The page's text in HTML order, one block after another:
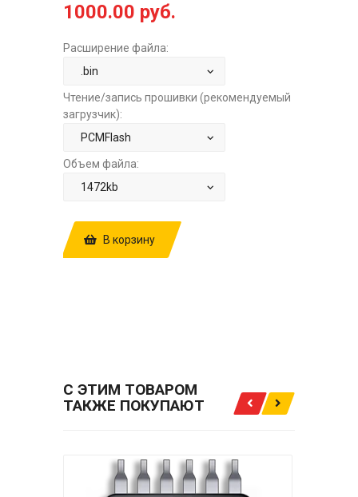
1000.00 руб.
Расширение файла:
Чтение/запись прошивки (рекомендуемый
загрузчик):
Объем файла:
В корзину
С ЭТИМ ТОВАРОМ
ТАКЖЕ ПОКУПАЮТ